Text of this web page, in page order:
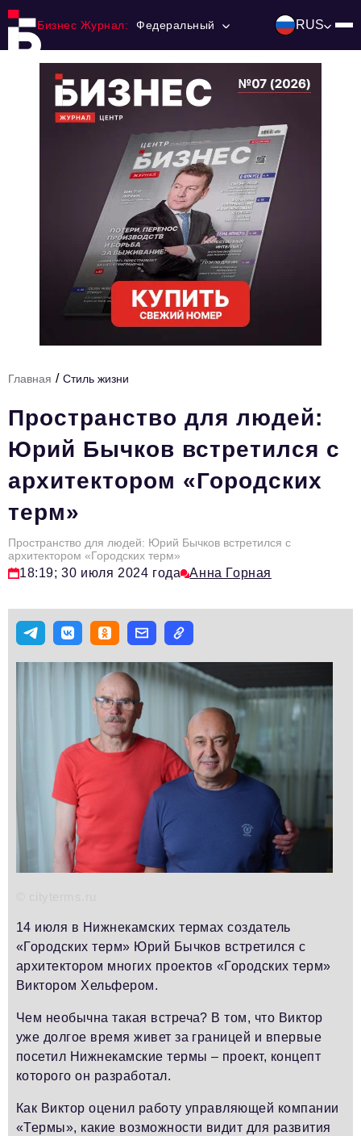
Бизнес Журнал: Федеральный RUS
Ниши и рынки
Технологии и тренды
Персона номера
Юридический практикум
Стиль жизни
Туризм
Импортозамещение
Эксперты
Авторские материалы
Телефон редакции:+7 495 727-01-67
Электронные почты редакции:
Информационный отдел
info@business-magazine.online
Отдел рекламы
reklama@business-magazine.online
Отдел распространения/редакционная подписка
partner@business-magazine.online
Главная / Стиль жизни
Пространство для людей:
Юрий Бычков встретился с
архитектором «Городских
терм»
Пространство для людей: Юрий Бычков встретился с
архитектором «Городских терм»
18:19; 30 июля 2024 года Анна Горная
14 июля в Нижнекамских термах создатель
«Городских терм» Юрий Бычков встретился с
архитектором многих проектов «Городских терм»
Виктором Хельфером.
Чем необычна такая встреча? В том, что Виктор
уже долгое время живет за границей и впервые
посетил Нижнекамские термы – проект, концепт
которого он разработал.
Как Виктор оценил работу управляющей компании
«Термы», какие возможности видит для развития